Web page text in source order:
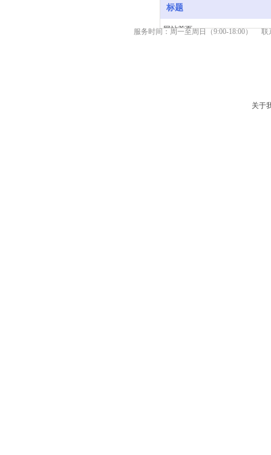
标题
网站首页
服务时间：周一至周日（9:00-18:00）
关于